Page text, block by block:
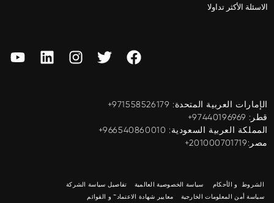
الاسئلة الأكثر تداولا
الإمارات العربية المتحدة: ‎+971558526179
قطر: ‎+97440196969
المملكة العربية السعودية: ‎+966540860010
مصر:201000701719+
الشروط و الأحكام سياسة الخصوصية العالمية
تفاصيل سياسة الشركة
سياسة أمن المعلومات الخارجية
معايير شهادة الاعتماد™ و القوائم